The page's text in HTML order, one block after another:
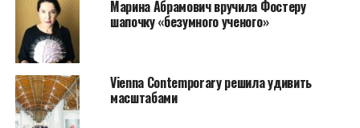
Марина Абрамович вручила Фостеру
шапочку «безумного ученого»
Vienna Contemporary решила удивить
масштабами